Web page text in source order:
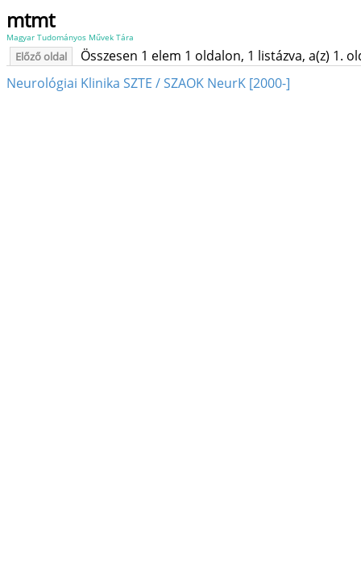
mtmt
Magyar Tudományos Művek Tára
Előző oldal
Összesen 1 elem 1 oldalon, 1 listázva, a(z) 1.
Neurológiai Klinika SZTE / SZAOK NeurK [2000-]